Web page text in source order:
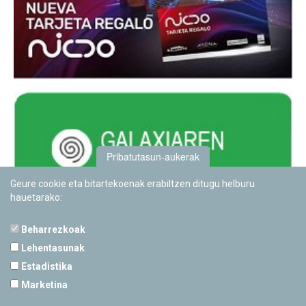
Pribatutasun-aukerak
Geure cookie eta bitartekoenak erabiltzen ditugu helburu
hauetarako:
Beharrezkoak
Lehentasunak
Estadistika
Marketina